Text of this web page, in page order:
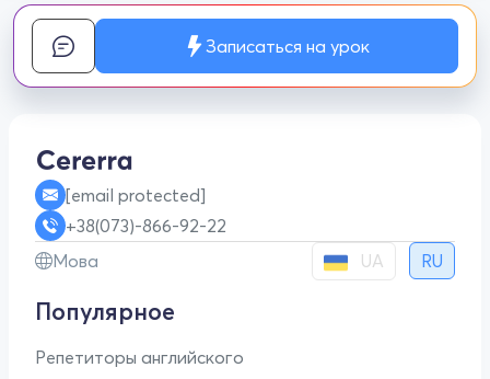
Записаться на урок
[email protected]
+38(073)-866-92-22
Мова
UA RU
Популярное
Репетиторы английского